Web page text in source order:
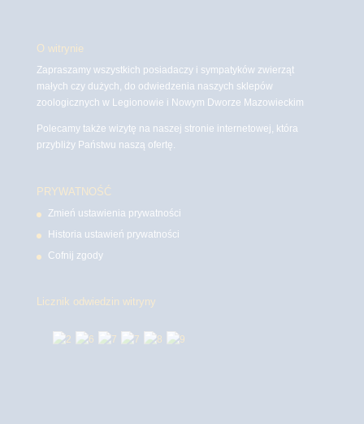
O witrynie
Zapraszamy wszystkich posiadaczy i sympatyków zwierząt
małych czy dużych, do odwiedzenia naszych sklepów
zoologicznych w Legionowie i Nowym Dworze Mazowieckim
Polecamy także wizytę na naszej stronie internetowej, która
przybliży Państwu naszą ofertę.
PRYWATNOŚĆ
Zmień ustawienia prywatności
Historia ustawień prywatności
Cofnij zgody
Licznik odwiedzin witryny